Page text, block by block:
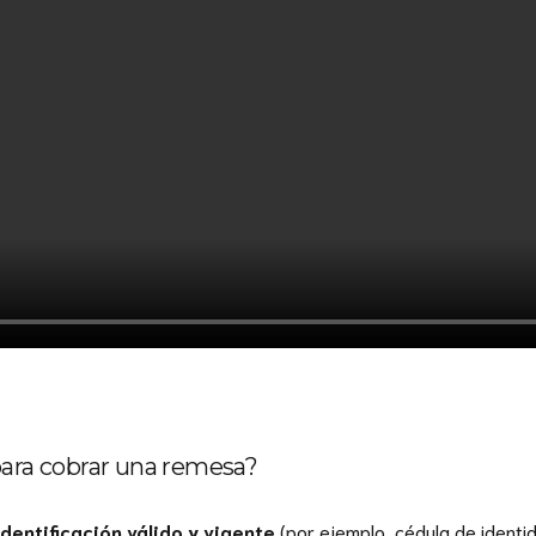
cobrar una remesa?